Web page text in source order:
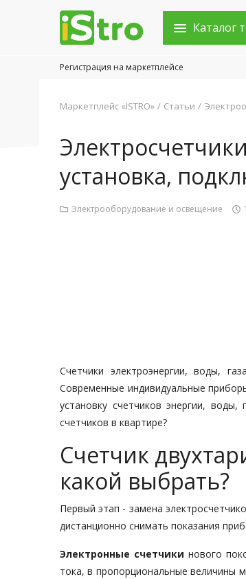
Каталог
Регистрация на маркетплейсе
Маркетплейс «ISTRO» Статьи
установка,
Электрооборудование и освещение
Счетчики электроэнергии, воды,
Современные индивидуальные
установку счетчиков энергии,
счетчиков в квартире?
Счетчик
какой выбрать?
Первый этап - замена
дистанционно снимать показания
Электронные счетчики нового
тока, в пропорциональные величины